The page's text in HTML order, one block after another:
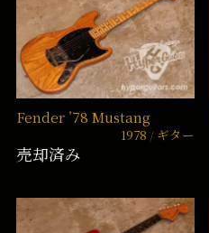
Fender ’78 Mustang
1978 ギター
売却済み